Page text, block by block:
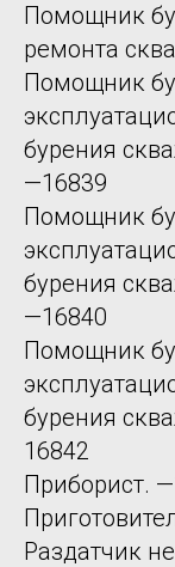
Помощник
ремонта
Помощник
бурения
—16839
Помощник
бурения
—16840
Помощник
бурения
16842
Приборист.
Раздатчик